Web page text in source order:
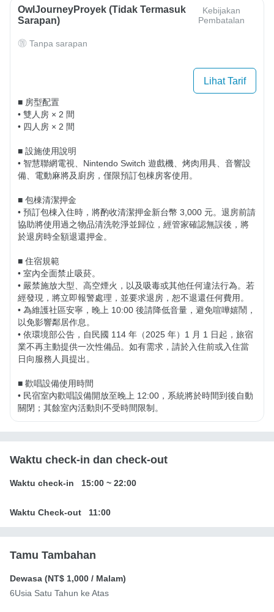
OwlJourneyProyek (Tidak Termasuk
Sarapan)
Kebijakan
Pembatalan
Tanpa sarapan
Lihat Tarif
■ 房型配置
• 雙人房 × 2 間
• 四人房 × 2 間
■ 設施使用說明
• 智慧聯網電視、Nintendo Switch 遊戲機、烤肉用具、音響設
備、電動麻將及廚房，僅限預訂包棟房客使用。
■ 包棟清潔押金
• 預訂包棟入住時，將酌收清潔押金新台幣 3,000 元。退房前請
協助將使用過之物品清洗乾淨並歸位，經管家確認無誤後，將
於退房時全額退還押金。
■ 住宿規範
• 室內全面禁止吸菸。
• 嚴禁施放大型、高空煙火，以及吸毒或其他任何違法行為。若
經發現，將立即報警處理，並要求退房，恕不退還任何費用。
• 為維護社區安寧，晚上 10:00 後請降低音量，避免喧嘩嬉鬧，
以免影響鄰居作息。
• 依環境部公告，自民國 114 年（2025 年）1 月 1 日起，旅宿
業不再主動提供一次性備品。如有需求，請於入住前或入住當
日向服務人員提出。
■ 歡唱設備使用時間
• 民宿室內歡唱設備開放至晚上 12:00，系統將於時間到後自動
關閉；其餘室內活動則不受時間限制。
Waktu check-in dan check-out
Waktu check-in 15:00 ~ 22:00
Waktu Check-out 11:00
Tamu Tambahan
Dewasa (NT$ 1,000 / Malam)
6Usia Satu Tahun ke Atas